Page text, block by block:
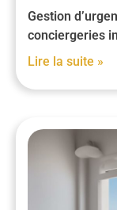
Gestion
conciergeries
Lire la suite »